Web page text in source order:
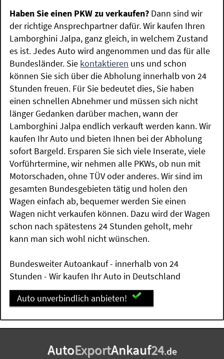
Haben Sie einen PKW zu verkaufen? Dann sind wir
der richtige Ansprechpartner dafür. Wir kaufen Ihren
Lamborghini Jalpa, ganz gleich, in welchem Zustand
es ist. Jedes Auto wird angenommen und das für alle
Bundesländer. Sie kontaktieren uns und schon
können Sie sich über die Abholung innerhalb von 24
Stunden freuen. Für Sie bedeutet dies, Sie haben
einen schnellen Abnehmer und müssen sich nicht
länger Gedanken darüber machen, wann der
Lamborghini Jalpa endlich verkauft werden kann. Wir
kaufen Ihr Auto und bieten Ihnen bei der Abholung
sofort Bargeld. Ersparen Sie sich viele Inserate, viele
Vorführtermine, wir nehmen alle PKWs, ob nun mit
Motorschaden, ohne TÜV oder anderes. Wir sind im
gesamten Bundesgebieten tätig und holen den
Wagen einfach ab, bequemer werden Sie einen
Wagen nicht verkaufen können. Dazu wird der Wagen
schon nach spätestens 24 Stunden geholt, mehr
kann man sich wohl nicht wünschen.
Bundesweiter Autoankauf - innerhalb von 24
Stunden - Wir kaufen Ihr Auto in Deutschland
Auto unverbindlich anbieten!
AutoExportAnkauf24.de